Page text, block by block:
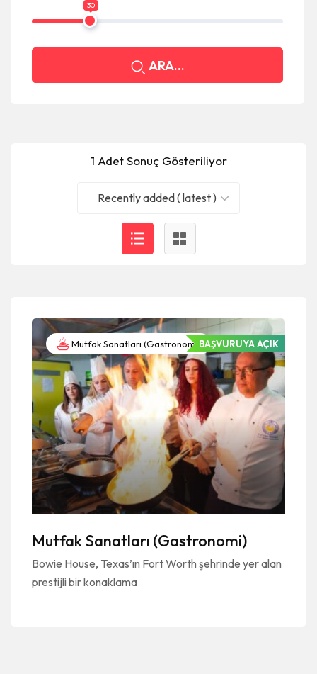
1 Adet Sonuç Gösteriliyor
Recently added ( latest )
Mutfak Sanatları (Gastronomi)BAŞVURUYA AÇIK
Mutfak Sanatları (Gastronomi)
Bowie House, Texas’ın Fort Worth şehrinde yer alan
prestijli bir konaklama
30
ARA...